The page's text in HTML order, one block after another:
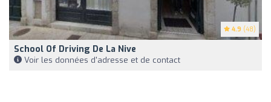
4.9 (48)
School Of Driving De La Nive
Voir les données d'adresse et de contact